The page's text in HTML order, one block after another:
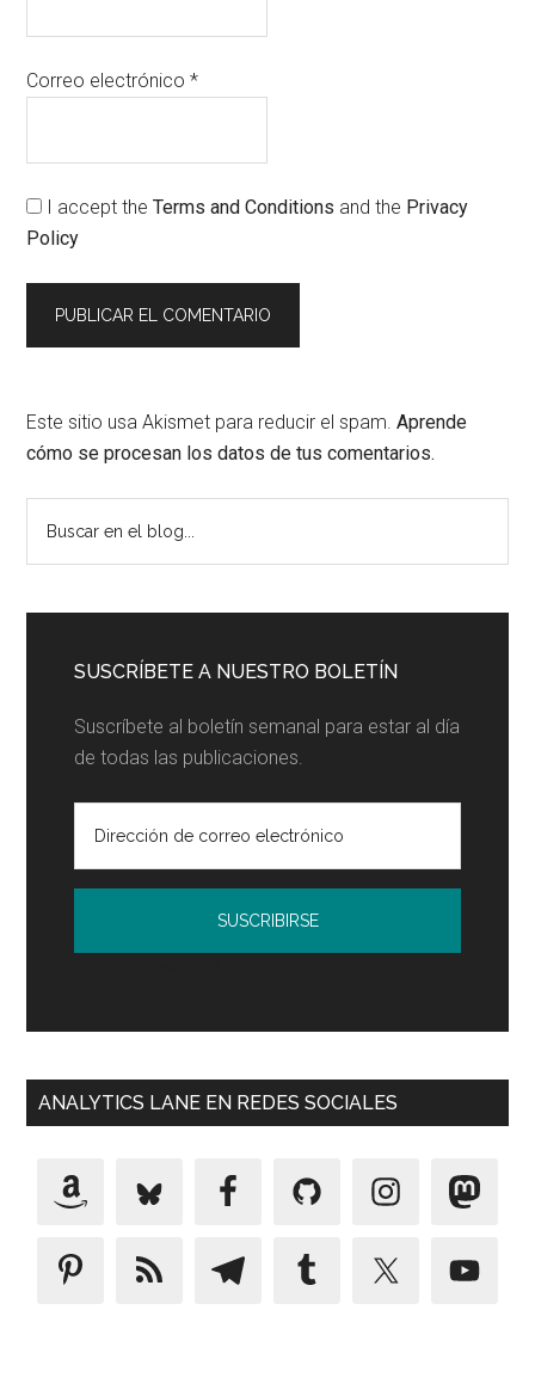
Correo electrónico*
I accept theTerms and Conditions and the Privacy
Policy
Este sitio usa Akismet para reducir el spam.Aprende
cómo se procesan los datos de tus comentarios.
Barra
lateral
principal
SUSCRÍBETE A NUESTRO BOLETÍN
Suscríbete al boletín semanal para estar al día
de todas las publicaciones.
ANALYTICS LANE EN REDES SOCIALES